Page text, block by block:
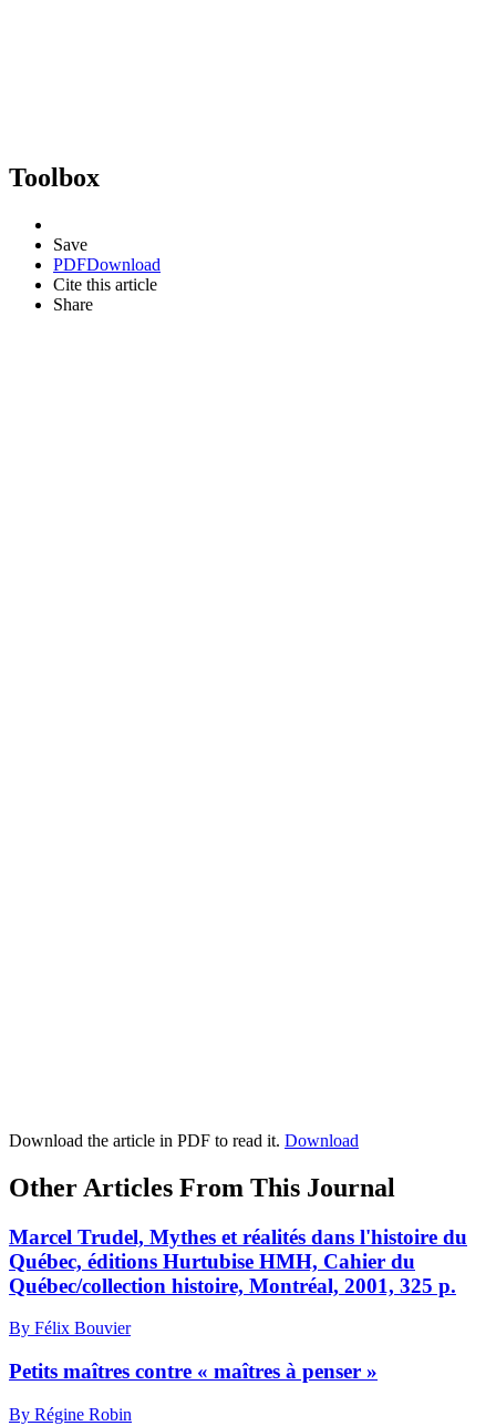
Toolbox
Save
PDFDownload
Cite this article
Share
Download the article in PDF to read it. Download
Other Articles From This Journal
Marcel Trudel, Mythes et réalités dans l'histoire du
Québec, éditions Hurtubise HMH, Cahier du
Québec/collection histoire, Montréal, 2001, 325 p.
By Félix Bouvier
Petits maîtres contre « maîtres à penser »
By Régine Robin